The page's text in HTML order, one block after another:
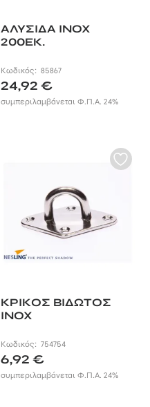
ΑΛΥΣΙΔΑ INOX
200ΕΚ.
Κωδικός:85867
24,92€
συμπεριλαμβάνεται Φ.Π.Α. 24%
ΚΡΙΚΟΣ ΒΙΔΩΤΟΣ
INOX
Κωδικός:754754
6,92€
συμπεριλαμβάνεται Φ.Π.Α. 24%